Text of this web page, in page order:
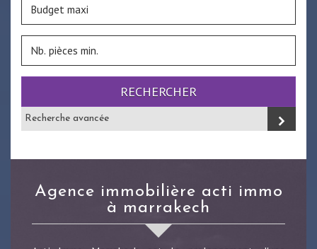
RECHERCHER
Recherche avancée
agence immobilière acti immo
à marrakech